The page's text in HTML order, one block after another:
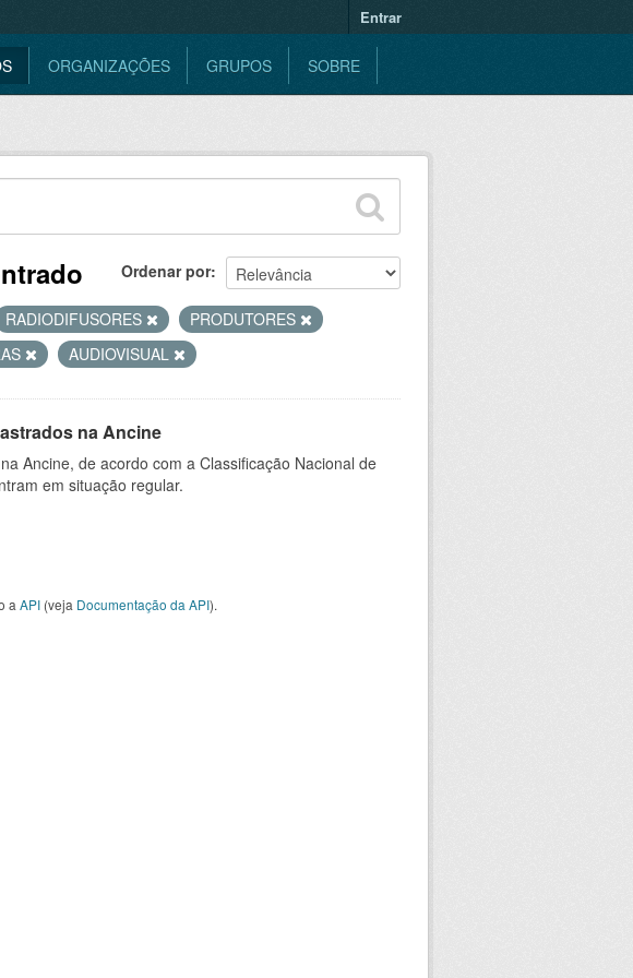
Entrar
ORGANIZAÇÕES GRUPOS SOBRE
Ordenar por
RADIODIFUSORES
PRODUTORES
AUDIOVISUAL
na Ancine
Ancine, de acordo com a Classificação Nacional de
em situação regular.
a API (veja Documentação da API).